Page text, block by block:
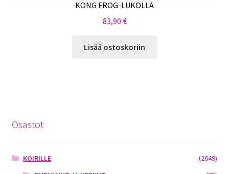
KONG FROG-LUKOLLA
83,90 €
Lisää ostoskoriin
Osastot
KOIRILLE
(2649)